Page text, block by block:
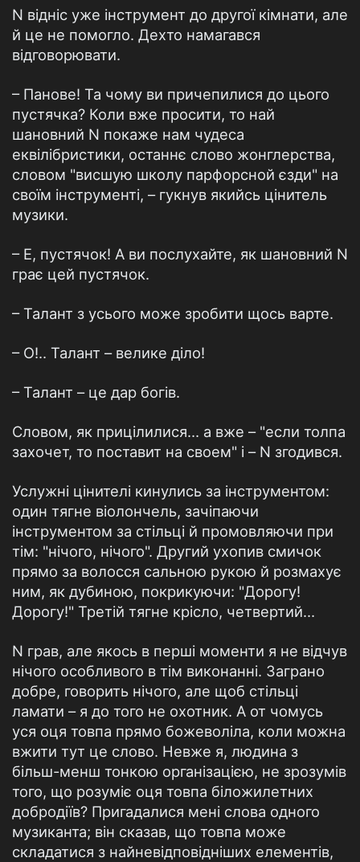
N відніс уже інструмент до другої кімнати, але
й це не помогло. Дехто намагався
відговорювати.
– Панове! Та чому ви причепилися до цього
пустячка? Коли вже просити, то най
шановний N покаже нам чудеса
еквілібристики, останнє слово жонглерства,
словом "висшую школу парфорсной єзди" на
своїм інструменті, – гукнув якийсь цінитель
музики.
– Е, пустячок! А ви послухайте, як шановний N
грає цей пустячок.
– Талант з усього може зробити щось варте.
– О!.. Талант – велике діло!
– Талант – це дар богів.
Словом, як прицілилися… а вже – "если толпа
захочет, то поставит на своем" і – N згодився.
Услужні цінителі кинулись за інструментом:
один тягне віолончель, зачіпаючи
інструментом за стільці й промовляючи при
тім: "нічого, нічого". Другий ухопив смичок
прямо за волосся сальною рукою й розмахує
ним, як дубиною, покрикуючи: "Дорогу!
Дорогу!" Третій тягне крісло, четвертий…
N грав, але якось в перші моменти я не відчув
нічого особливого в тім виконанні. Заграно
добре, говорить нічого, але щоб стільці
ламати – я до того не охотник. А от чомусь
уся оця товпа прямо божеволіла, коли можна
вжити тут це слово. Невже я, людина з
більш-менш тонкою організацією, не зрозумів
того, що розуміє оця товпа біложилетних
добродіїв? Пригадалися мені слова одного
музиканта; він сказав, що товпа може
складатися з найневідповідніших елементів,